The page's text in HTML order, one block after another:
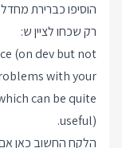
רק שכחו לציין ש:
(on dev but not
with your
can be quite
useful).
הלקח החשוב כאן